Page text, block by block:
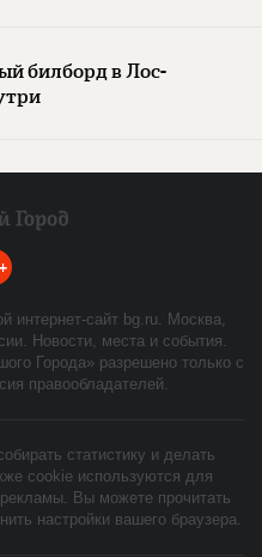
билборд в Лос-
интернет-сайт bg.ru. Москва,
Новости, места и события.
Города» разрешено только с
правообладателей.
статистику и делать
cookie используются для
Вы можете прочитать
настройки вашего браузера.